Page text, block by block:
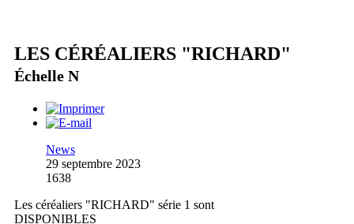
LES CÉRÉALIERS "RICHARD"
Échelle N
News
29 septembre 2023
1638
Les céréaliers "RICHARD" série 1 sont
DISPONIBLES